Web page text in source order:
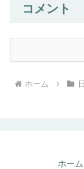
コメント
ホーム
ホーム